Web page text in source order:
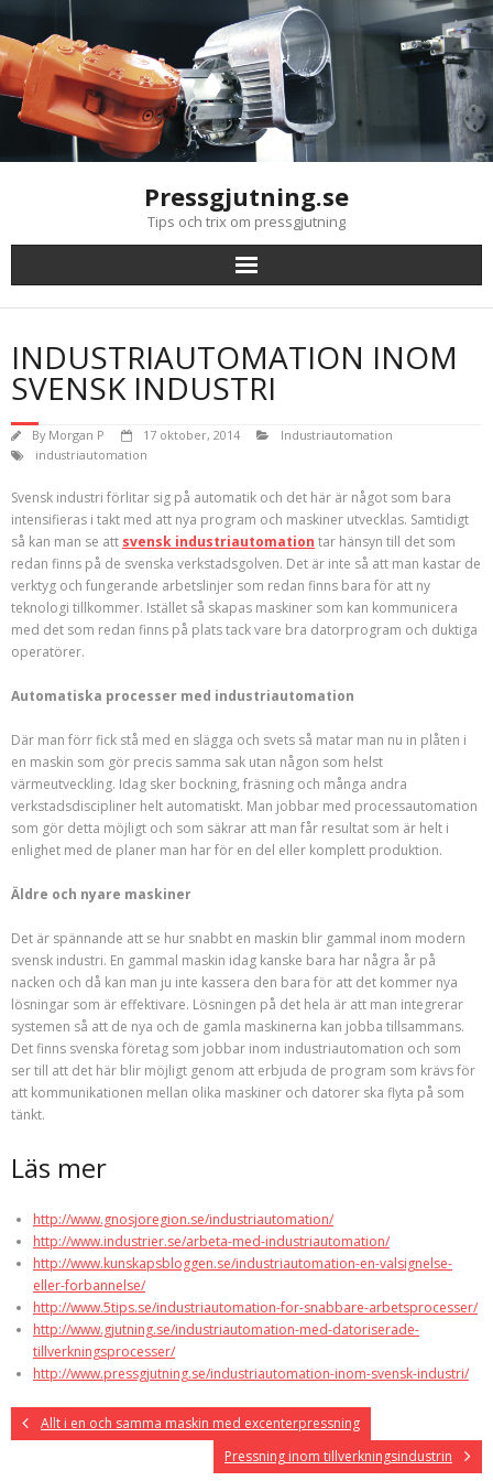
to
content
Pressgjutning.se
Tips och trix om pressgjutning
INDUSTRIAUTOMATION INOM
SVENSK INDUSTRI
By Morgan P 17 oktober, 2014
Industriautomation
industriautomation
Svensk industri förlitar sig på automatik och det här är något som bara
intensifieras i takt med att nya program och maskiner utvecklas. Samtidigt
så kan man se att svensk industriautomation tar hänsyn till det som
redan finns på de svenska verkstadsgolven. Det är inte så att man kastar de
verktyg och fungerande arbetslinjer som redan finns bara för att ny
teknologi tillkommer. Istället så skapas maskiner som kan kommunicera
med det som redan finns på plats tack vare bra datorprogram och duktiga
operatörer.
Automatiska processer med industriautomation
Där man förr fick stå med en slägga och svets så matar man nu in plåten i
en maskin som gör precis samma sak utan någon som helst
värmeutveckling. Idag sker bockning, fräsning och många andra
verkstadsdiscipliner helt automatiskt. Man jobbar med processautomation
som gör detta möjligt och som säkrar att man får resultat som är helt i
enlighet med de planer man har för en del eller komplett produktion.
Äldre och nyare maskiner
Det är spännande att se hur snabbt en maskin blir gammal inom modern
svensk industri. En gammal maskin idag kanske bara har några år på
nacken och då kan man ju inte kassera den bara för att det kommer nya
lösningar som är effektivare. Lösningen på det hela är att man integrerar
systemen så att de nya och de gamla maskinerna kan jobba tillsammans.
Det finns svenska företag som jobbar inom industriautomation och som
ser till att det här blir möjligt genom att erbjuda de program som krävs för
att kommunikationen mellan olika maskiner och datorer ska flyta på som
tänkt.
Läs mer
http://www.gnosjoregion.se/industriautomation/
http://www.industrier.se/arbeta-med-industriautomation/
http://www.kunskapsbloggen.se/industriautomation-en-valsignelse-
eller-forbannelse/
http://www.5tips.se/industriautomation-for-snabbare-arbetsprocesser/
http://www.gjutning.se/industriautomation-med-datoriserade-
tillverkningsprocesser/
http://www.pressgjutning.se/industriautomation-inom-svensk-industri/
Allt i en och samma maskin med excenterpressning
Pressning inom tillverkningsindustrin